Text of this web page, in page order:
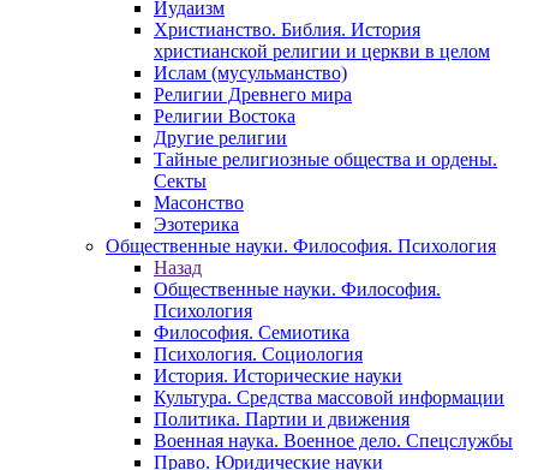
Иудаизм
Христианство. Библия. История
христианской религии и церкви в целом
Ислам (мусульманство)
Религии Древнего мира
Религии Востока
Другие религии
Тайные религиозные общества и ордены.
Секты
Масонство
Эзотерика
Общественные науки. Философия. Психология
Назад
Общественные науки. Философия.
Психология
Философия. Семиотика
Психология. Социология
История. Исторические науки
Культура. Средства массовой информации
Политика. Партии и движения
Военная наука. Военное дело. Спецслужбы
Право. Юридические науки